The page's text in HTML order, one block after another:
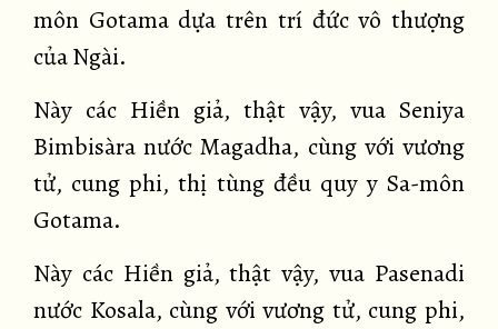
môn Gotama dựa trên trí đức vô thượng
của Ngài.
Này các Hiền giả, thật vậy, vua Seniya
Bimbisàra nước Magadha, cùng với vương
tử, cung phi, thị tùng đều quy y Sa-môn
Gotama.
Này các Hiền giả, thật vậy, vua Pasenadi
nước Kosala, cùng với vương tử, cung phi,